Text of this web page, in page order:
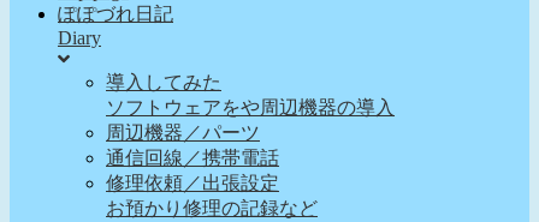
ぽぽづれ日記
Diary
導入してみた
ソフトウェアをや周辺機器の導入
周辺機器／パーツ
通信回線／携帯電話
修理依頼／出張設定
お預かり修理の記録など